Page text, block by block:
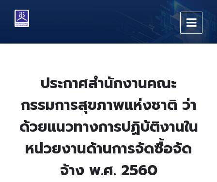
content
main
footer
ประกาศสำนักงานคณะ
กรรมการสุขภาพแห่งชาติ ว่า
ด้วยแนวทางการปฏิบัติงานใน
หน่วยงานด้านการจัดซื้อจัด
จ้าง พ.ศ. 2560